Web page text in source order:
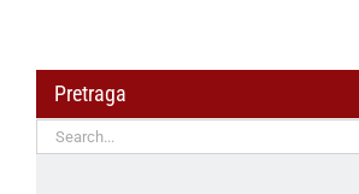
Pretraga
Search
for: